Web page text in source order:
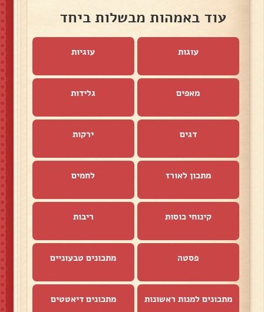
עוד באמהות מבשלות ביחד
עוגות עוגיות
מאפים גלידות
דגים ירקות
מתכון לאורז לחמים
קינוחי כוסות ריבות
פסטה מתכונים טבעוניים
מתכונים למנות ראשונות מתכונים דיאטטים